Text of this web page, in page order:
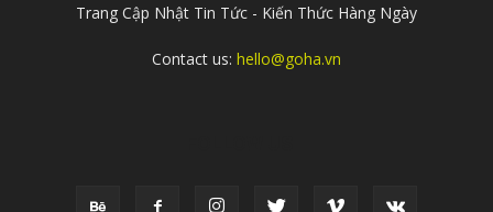
Trang Cập Nhật Tin Tức - Kiến Thức Hàng Ngày
Contact us: hello@goha.vn